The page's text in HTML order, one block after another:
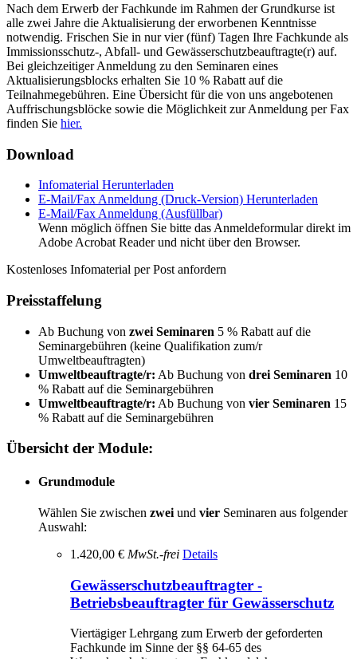
Nach dem Erwerb der Fachkunde im Rahmen der Grundkurse ist
alle zwei Jahre die Aktualisierung der erworbenen Kenntnisse
notwendig. Frischen Sie in nur vier (fünf) Tagen Ihre Fachkunde als
Immissionsschutz-, Abfall- und Gewässerschutzbeauftragte(r) auf.
Bei gleichzeitiger Anmeldung zu den Seminaren eines
Aktualisierungsblocks erhalten Sie 10 % Rabatt auf die
Teilnahmegebühren. Eine Übersicht für die von uns angebotenen
Auffrischungsblöcke sowie die Möglichkeit zur Anmeldung per Fax
finden Sie hier.
Download
Infomaterial Herunterladen
E-Mail/Fax Anmeldung (Druck-Version) Herunterladen
E-Mail/Fax Anmeldung (Ausfüllbar)
Wenn möglich öffnen Sie bitte das Anmeldeformular direkt im
Adobe Acrobat Reader und nicht über den Browser.
Kostenloses Infomaterial per Post anfordern
Preisstaffelung
Ab Buchung von zwei Seminaren 5 % Rabatt auf die
Seminargebühren (keine Qualifikation zum/r
Umweltbeauftragten)
Umweltbeauftragte/r: Ab Buchung von drei Seminaren 10
% Rabatt auf die Seminargebühren
Umweltbeauftragte/r: Ab Buchung von vier Seminaren 15
% Rabatt auf die Seminargebühren
Übersicht der Module:
Grundmodule
Wählen Sie zwischen zwei und vier Seminaren aus folgender
Auswahl:
1.420,00 € MwSt.-frei Details
Gewässerschutzbeauftragter -
Betriebsbeauftragter für Gewässerschutz
Viertägiger Lehrgang zum Erwerb der geforderten
Fachkunde im Sinne der §§ 64-65 des